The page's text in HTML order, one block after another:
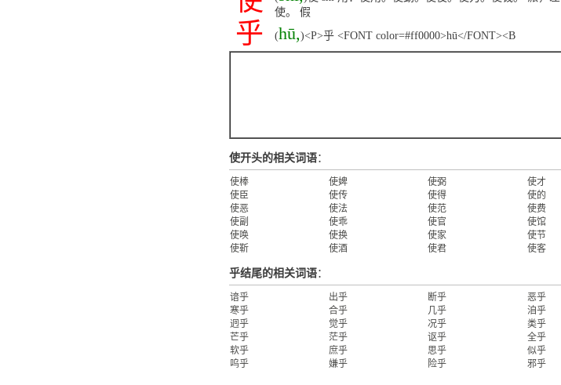
使。 假
乎 (hū,)<P>乎 <FONT color=#ff0000>hū</FONT><B
使开头的相关词语：
使棒 使婢 使弼 使才
使臣
使传 使得 使的
使恶
使法 使范 使费
使副
使乖 使官 使馆
使唤
使换 使家 使节
使靳
使酒 使君 使客
乎结尾的相关词语：
谙乎 出乎 断乎 恶乎
寒乎
合乎 几乎 洎乎
迥乎
觉乎 况乎 类乎
芒乎
茫乎 讴乎 全乎
软乎
庶乎 思乎 似乎
呜乎
嫌乎 险乎 邪乎